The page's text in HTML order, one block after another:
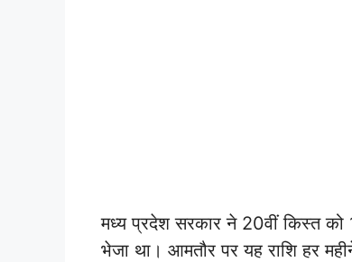
मध्य प्रदेश सरकार ने 20वीं किस्त
भेजा था। आमतौर पर यह राशि हर